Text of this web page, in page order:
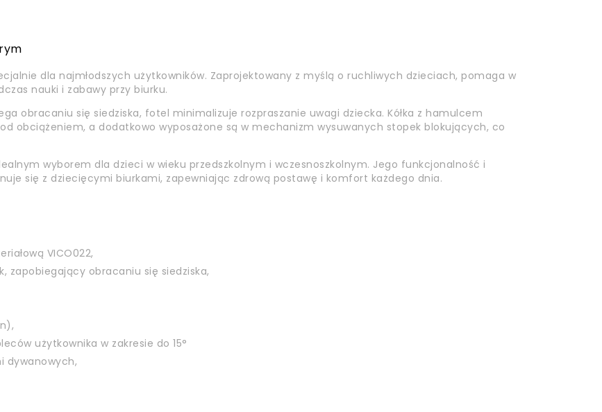
dla najmłodszych użytkowników. Zaprojektowany z myślą o ruchliwych dzieciach, pomaga w
nauki i zabawy przy biurku.
obracaniu się siedziska, fotel minimalizuje rozpraszanie uwagi dziecka. Kółka z hamulcem
obciążeniem, a dodatkowo wyposażone są w mechanizm wysuwanych stopek blokujących, co
wyborem dla dzieci w wieku przedszkolnym i wczesnoszkolnym. Jego funkcjonalność i
się z dziecięcymi biurkami, zapewniając zdrową postawę i komfort każdego dnia.
VICO022,
zapobiegający obracaniu się siedziska,
użytkownika w zakresie do 15°
dywanowych,